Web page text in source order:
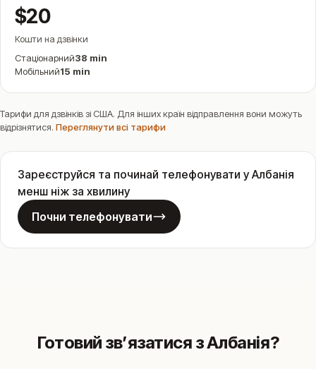
$20
Кошти на дзвінки
Стаціонарний38 min
Мобільний15 min
Тарифи для дзвінків зі США. Для інших країн відправлення вони можуть
відрізнятися. Переглянути всі тарифи
Зареєструйся та починай телефонувати у Албанія
менш ніж за хвилину
Почни телефонувати
Готовий звʼязатися з Албанія?